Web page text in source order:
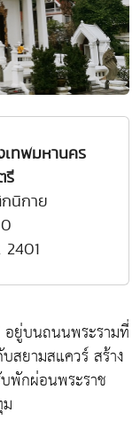
เทพมหานคร
รี
นิกาย
อยู่บนถนนพระรามที่
สยามสแควร์ สร้าง
พักผ่อนพระราช